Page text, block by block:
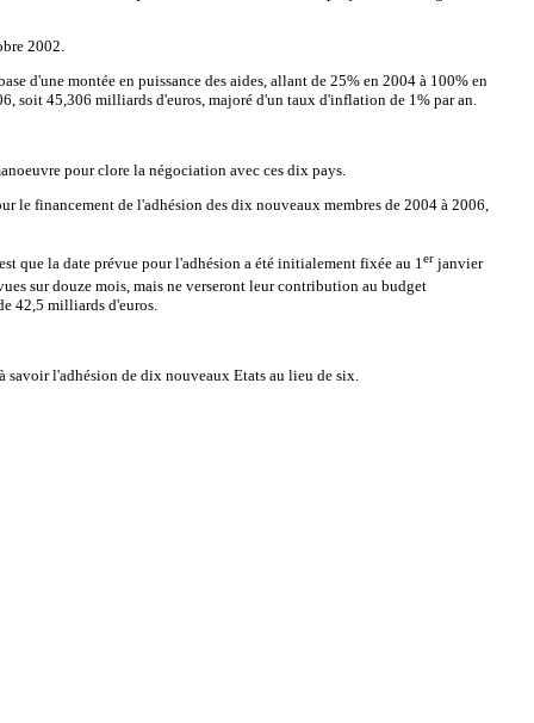
2002.
d'une montée en puissance des aides, allant de 25% en 2004 à 100% en
soit 45,306 milliards d'euros, majoré d'un taux d'inflation de 1% par an.
pour clore la négociation avec ces dix pays.
le financement de l'adhésion des dix nouveaux membres de 2004 à 2006,
que la date prévue pour l'adhésion a été initialement fixée au 1 er janvier
sur douze mois, mais ne verseront leur contribution au budget
42,5 milliards d'euros.
savoir l'adhésion de dix nouveaux Etats au lieu de six.